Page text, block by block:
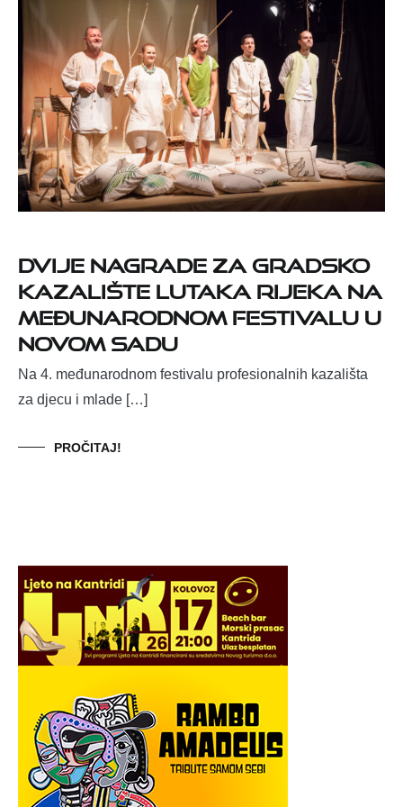
Dvije nagrade za Gradsko
kazalište lutaka Rijeka na
međunarodnom festivalu u
Novom Sadu
Na 4. međunarodnom festivalu profesionalnih kazališta
za djecu i mlade […]
PROČITAJ!